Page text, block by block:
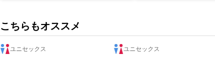
こちらもオススメ
ユニセックス ユニセックス